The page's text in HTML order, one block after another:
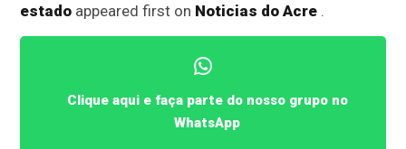
estado appeared first on Noticias do Acre .
Clique aqui e faça parte do nosso grupo no
WhatsApp